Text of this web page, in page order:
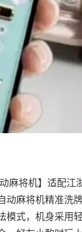
动麻将机】适配
动麻将机精准洗
模式，机身采用